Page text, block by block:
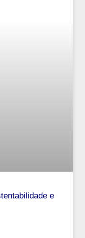
e